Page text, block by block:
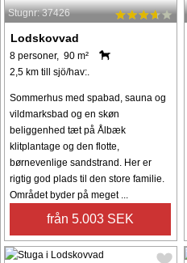
Stugnr: 37426
Lodskovvad
8 personer, 90 m²
2,5 km till sjö/hav:.
Sommerhus med spabad, sauna og
vildmarksbad og en skøn
beliggenhed tæt på Ålbæk
klitplantage og den flotte,
børnevenlige sandstrand. Her er
rigtig god plads til den store familie.
Området byder på meget ...
från 5.003 SEK